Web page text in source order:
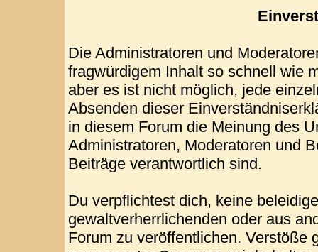
Die Administratoren und
fragwürdigem Inhalt so schnell wie
aber es ist nicht möglich, jede
Absenden dieser
in diesem Forum die Meinung des
Administratoren, Moderatoren und
Beiträge verantwortlich sind.
Du verpflichtest dich, keine
gewaltverherrlichenden oder aus
Forum zu veröffentlichen. Verstöße